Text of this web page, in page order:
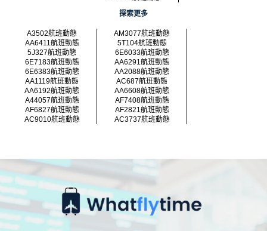
探索更多
A3502航班動態
AM3077航班動態
AA6411航班動態
5T104航班動態
5J327航班動態
6E6033航班動態
6E7183航班動態
AA6291航班動態
6E6383航班動態
AA2088航班動態
AA1119航班動態
AC687航班動態
AA6192航班動態
AA6608航班動態
A44057航班動態
AF7408航班動態
AF6827航班動態
AF2821航班動態
AC9010航班動態
AC3737航班動態